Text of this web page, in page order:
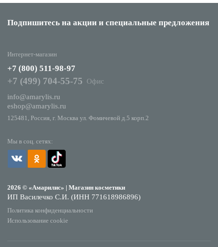
Подпишитесь на акции и специальные предложения
Мы в соц. сетях:
2026 © «Амарилис» | Магазин косметики
ИП Василечко С.И. (ИНН 771618986896)
Политика конфиденциальности
Использование cookie
Интернет-магазин
+7 (800) 511-98-97
+7 (499) 704-55-75
Офис
info@amarylis.ru
eshop@amarylis.ru
125481, Россия, г. Москва ул. Фомичевой д.5 корп.2